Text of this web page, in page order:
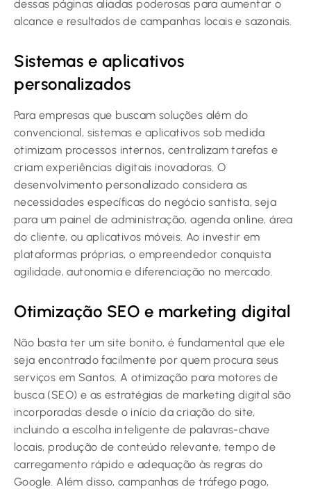
dessas páginas aliadas poderosas para aumentar o
alcance e resultados de campanhas locais e sazonais.
Sistemas e aplicativos
personalizados
Para empresas que buscam soluções além do
convencional, sistemas e aplicativos sob medida
otimizam processos internos, centralizam tarefas e
criam experiências digitais inovadoras. O
desenvolvimento personalizado considera as
necessidades específicas do negócio santista, seja
para um painel de administração, agenda online, área
do cliente, ou aplicativos móveis. Ao investir em
plataformas próprias, o empreendedor conquista
agilidade, autonomia e diferenciação no mercado.
Otimização SEO e marketing digital
Não basta ter um site bonito, é fundamental que ele
seja encontrado facilmente por quem procura seus
serviços em Santos. A otimização para motores de
busca (SEO) e as estratégias de marketing digital são
incorporadas desde o início da criação do site,
incluindo a escolha inteligente de palavras-chave
locais, produção de conteúdo relevante, tempo de
carregamento rápido e adequação às regras do
Google. Além disso, campanhas de tráfego pago,